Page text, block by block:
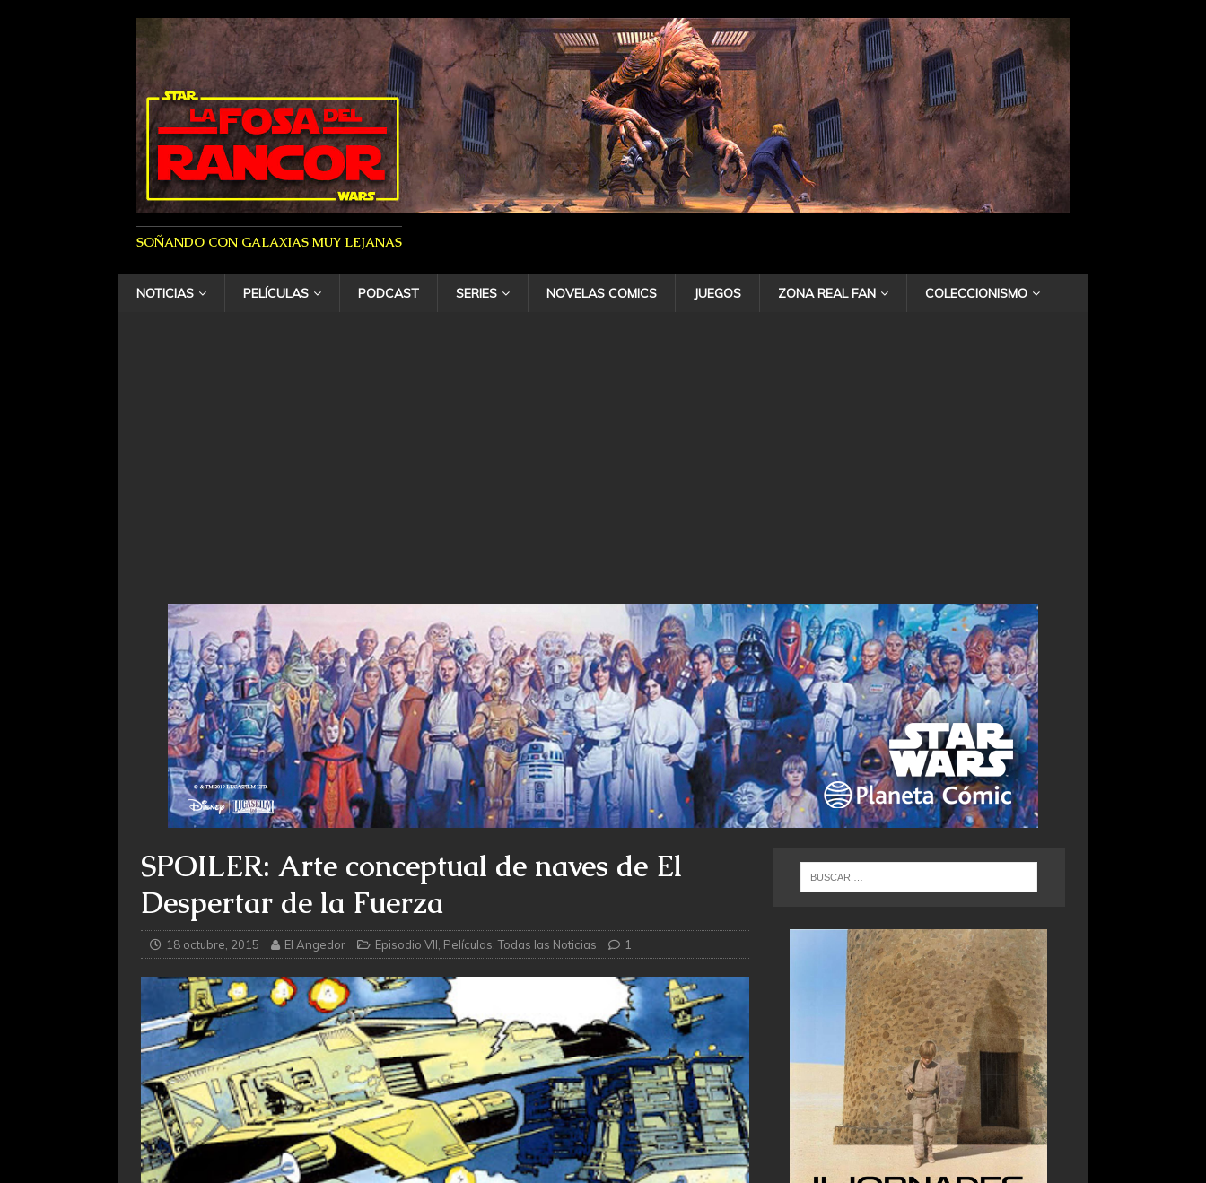
SOÑANDO CON GALAXIAS MUY LEJANAS
NOTICIAS PELÍCULAS PODCAST SERIES NOVELAS COMICS JUEGOS ZONA REAL FAN COLECCIONISMO
SPOILER: Arte conceptual de naves de El
Despertar de la Fuerza
18 octubre, 2015 El Angedor Episodio VII Películas ,Todas las Noticias 1